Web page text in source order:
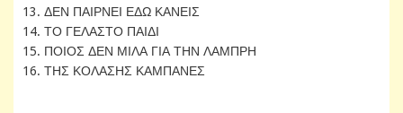
13. ΔΕΝ ΠΑΙΡΝΕΙ ΕΔΩ ΚΑΝΕΙΣ
14. ΤΟ ΓΕΛΑΣΤΟ ΠΑΙΔΙ
15. ΠΟΙΟΣ ΔΕΝ ΜΙΛΑ ΓΙΑ ΤΗΝ ΛΑΜΠΡΗ
16. ΤΗΣ ΚΟΛΑΣΗΣ ΚΑΜΠΑΝΕΣ